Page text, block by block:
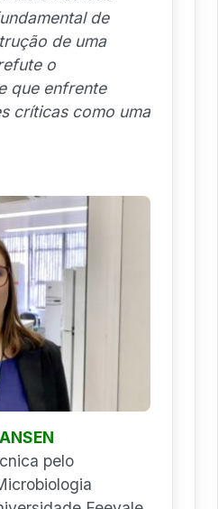
de
de uma
o
que enfrente
críticas como uma
pelo